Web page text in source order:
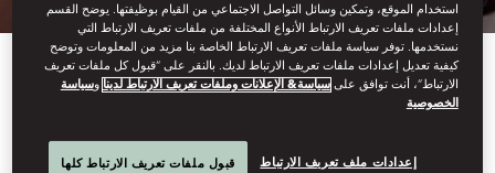
عناية الرجال الذاتية
استخدام الموقع، وتمكين وسائل التواصل الاجتماعي من القيام بوظيفتها. يوضح القسم
إعدادات ملفات تعريف الارتباط الأنواع المختلفة من ملفات تعريف الارتباط التي
نستخدمها. توفر سياسة ملفات تعريف الارتباط الخاصة بنا مزيد من المعلومات وتوضح
كيفية تعديل إعدادات ملفات تعريف الارتباط لديك. بالنقر على “قبول كل ملفات تعريف
الارتباط”، أنت توافق علىسياسة& الإعلانات وملفات تعريف الارتباط لدينا وسياسة
الخصوصية
إعدادات ملف تعريف الارتباط قبول ملفات تعريف الارتباط كلها